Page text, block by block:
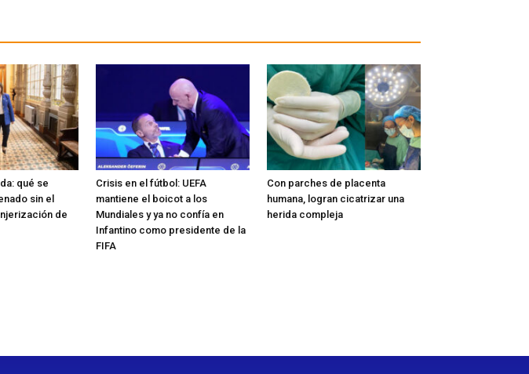
qué se
sin el
de
Crisis en el fútbol: UEFA
mantiene el boicot a los
Mundiales y ya no confía en
Infantino como presidente de la
FIFA
Con parches de placenta
humana, logran cicatrizar una
herida compleja